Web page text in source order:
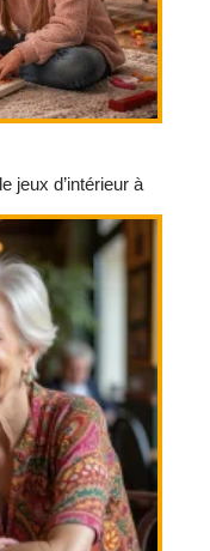
jeux d’intérieur à